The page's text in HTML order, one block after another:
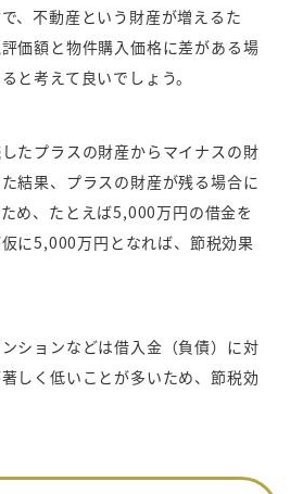
、不動産という財産が増えるた
価額と物件購入価格に差がある場
と考えて良いでしょう。
たプラスの財産からマイナスの財
結果、プラスの財産が残る場合に
め、たとえば5,000万円の借金を
に5,000万円となれば、節税効果
ションなどは借入金（負債）に対
しく低いことが多いため、節税効